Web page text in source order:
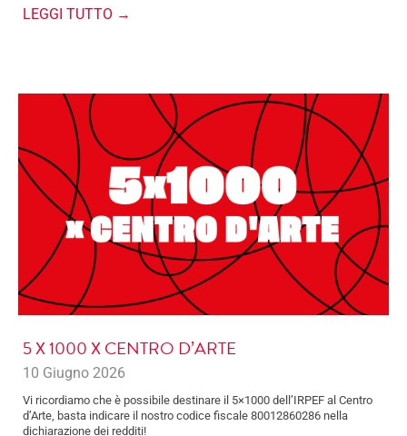
LEGGI TUTTO →
5 X 1000 X CENTRO D’ARTE
10 Giugno 2026
Vi ricordiamo che è possibile destinare il 5×1000 dell’IRPEF al Centro
d’Arte, basta indicare il nostro codice fiscale 80012860286 nella
dichiarazione dei redditi!